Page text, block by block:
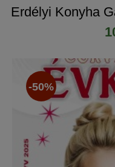
Erdélyi Konyha
-50%